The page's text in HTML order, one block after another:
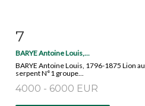
Fiche détaillée
7
BARYE Antoine Louis,...
BARYE Antoine Louis, 1796-1875 Lion au
serpent N°1 groupe...
4000 - 6000 EUR